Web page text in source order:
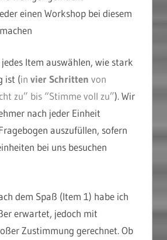
einen Workshop bei diesem
Item auswählen, wie stark
ist (in vier Schritten von
zu” bis “Stimme voll zu”). Wir
nach jeder Einheit
auszufüllen, sofern
bei uns besuchen
dem Spaß (Item 1) habe ich
erwartet, jedoch mit
Zustimmung gerechnet. Ob